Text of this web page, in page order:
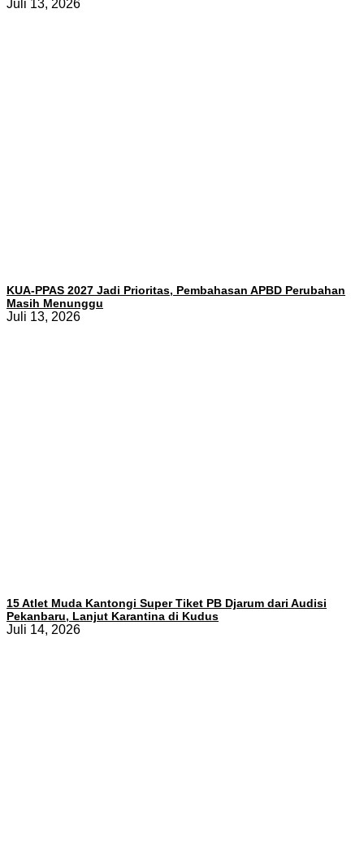
Juli 13, 2026
KUA-PPAS 2027 Jadi Prioritas, Pembahasan APBD Perubahan
Masih Menunggu
Juli 13, 2026
15 Atlet Muda Kantongi Super Tiket PB Djarum dari Audisi
Pekanbaru, Lanjut Karantina di Kudus
Juli 14, 2026